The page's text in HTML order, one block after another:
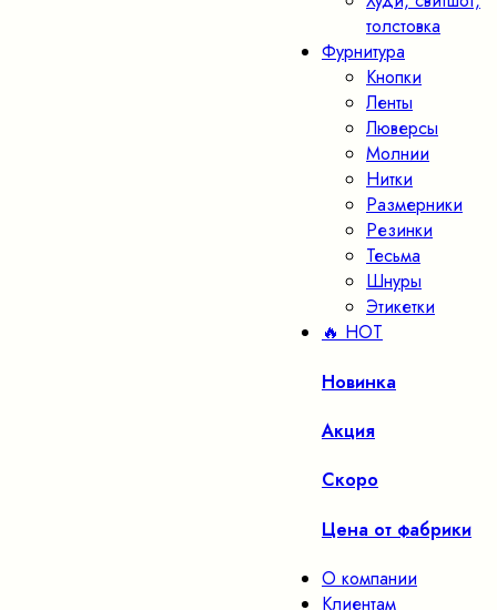
толстовка
Фурнитура
Кнопки
Ленты
Люверсы
Молнии
Нитки
Размерники
Резинки
Тесьма
Шнуры
Этикетки
🔥 HOT
Новинка
Акция
Скоро
Цена от фабрики
О компании
Клиентам